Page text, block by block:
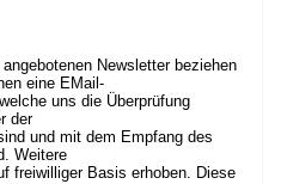
Newsletter beziehen
eine EMail-
uns die Überprüfung
der
und mit dem Empfang des
Weitere
freiwilliger Basis erhoben. Diese